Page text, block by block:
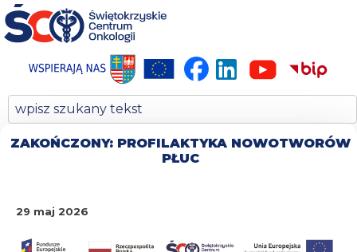
ZAKOŃCZONY: PROFILAKTYKA NOWOTWORÓW
PŁUC
29 maj 2026